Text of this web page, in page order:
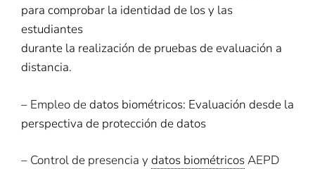
para comprobar la identidad de los y las
estudiantes
durante la realización de pruebas de evaluación a
distancia.
– Empleo dedatos biométricos: Evaluación desde la
perspectiva de protección de datos
– Control de presencia ydatos biométricosAEPD